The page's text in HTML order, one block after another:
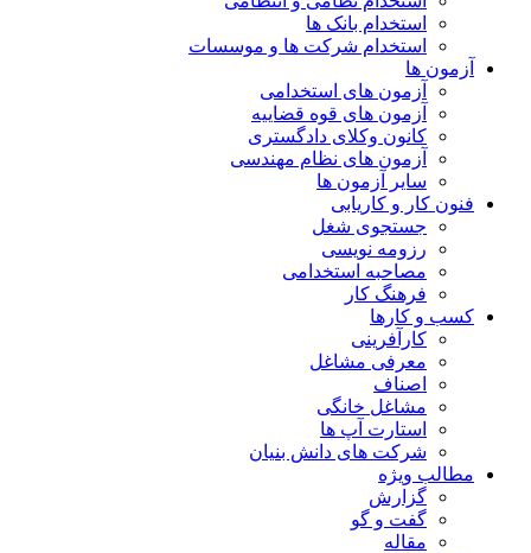
استخدام بانک ها
استخدام شرکت ها و موسسات
آزمون ها
آزمون های استخدامی
آزمون های قوه قضاییه
کانون وکلای دادگستری
آزمون های نظام مهندسی
سایر آزمون ها
فنون کار و کاریابی
جستجوی شغل
رزومه نویسی
مصاحبه استخدامی
فرهنگ کار
کسب و کارها
کارآفرینی
معرفی مشاغل
اصناف
مشاغل خانگی
استارت آپ ها
شرکت های دانش بنیان
مطالب ویژه
گزارش
گفت و گو
مقاله